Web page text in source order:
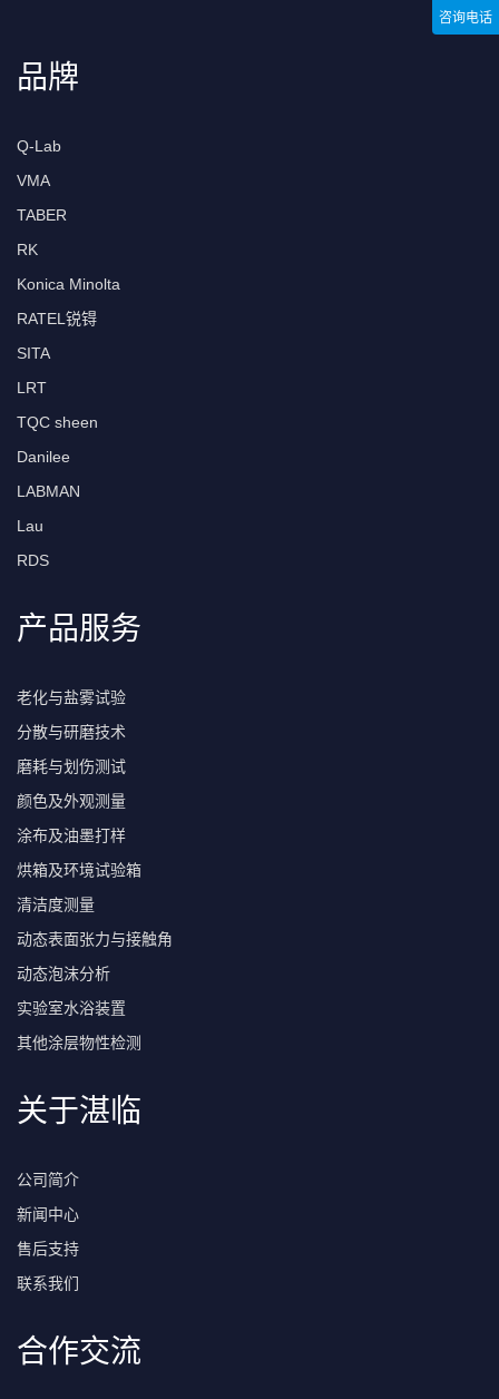
品牌
Q-Lab
VMA
TABER
RK
Konica Minolta
RATEL锐锝
SITA
LRT
TQC sheen
Danilee
LABMAN
Lau
RDS
产品服务
老化与盐雾试验
分散与研磨技术
磨耗与划伤测试
颜色及外观测量
涂布及油墨打样
烘箱及环境试验箱
清洁度测量
动态表面张力与接触角
动态泡沫分析
实验室水浴装置
其他涂层物性检测
关于湛临
公司简介
新闻中心
售后支持
联系我们
合作交流
咨询电话